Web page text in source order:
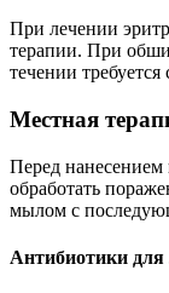
При лечении
терапии. При
течении
Местная
Перед нанесением
обработать
мылом с
Антибиотики